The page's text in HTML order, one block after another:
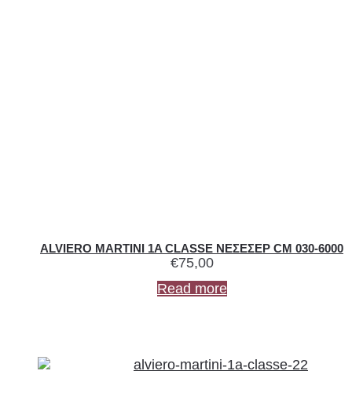
ALVIERO MARTINI 1A CLASSE ΝΕΣΕΣΕΡ CM 030-6000
€75,00
Read more